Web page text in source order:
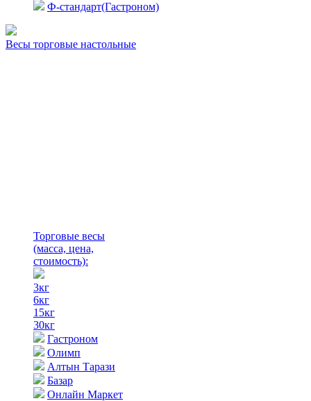
Ф-стандарт(Гастроном)
Весы торговые настольные
Торговые весы
(масса, цена,
стоимость):
3кг
6кг
15кг
30кг
Гастроном
Олимп
Алтын Тарази
Базар
Онлайн Маркет